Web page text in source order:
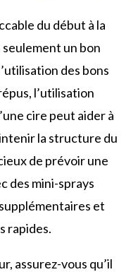
du début à la
un bon
des bons
l’utilisation
cire peut aider à
la structure du
de prévoir une
des mini-sprays
et
rapides.
assurez-vous qu’il